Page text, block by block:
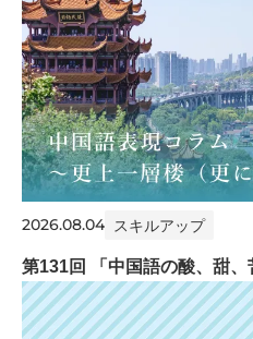
2026.08.04 スキルアップ
第131回 「中国語の酸、甜、